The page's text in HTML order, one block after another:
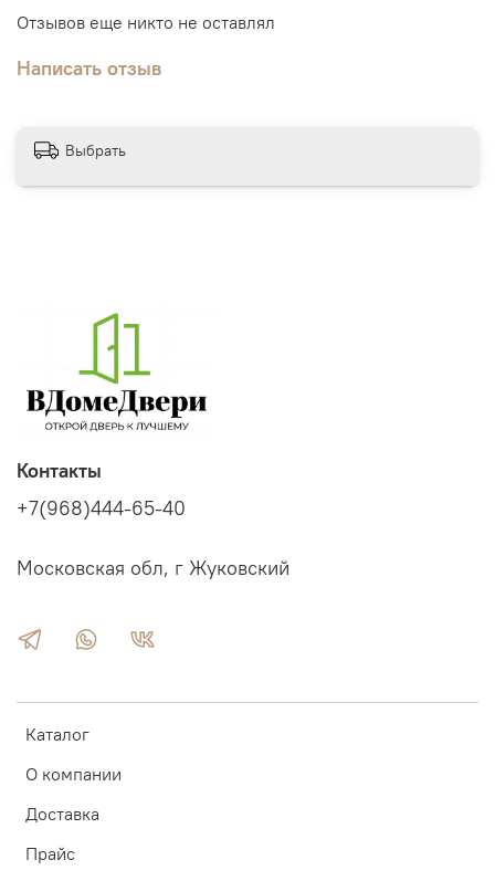
Отзывов еще никто не оставлял
Написать отзыв
Выбрать
Каталог
О компании
Доставка
Прайс
Контакты
+7(968)444-65-40
Московская обл, г Жуковский